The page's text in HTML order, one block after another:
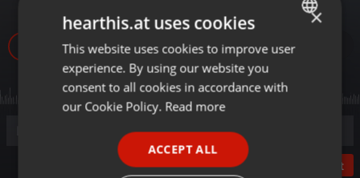
876 1
Post
ENGLISH
GERMAN
×
hearthis.at uses cookies
This website uses cookies to improve user
experience. By using our website you
consent to all cookies in accordance with
our Cookie Policy. Read more
ACCEPT ALL